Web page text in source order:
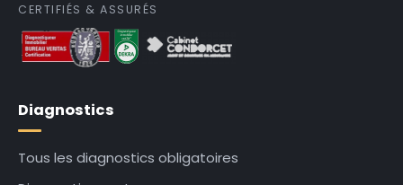
CERTIFIÉS & ASSURÉS
Diagnostics
Tous les diagnostics obligatoires